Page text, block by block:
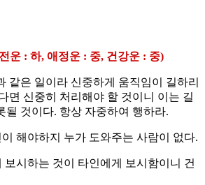
운 : 하, 애정운 : 중, 건강운 : 중)
같은 일이라 신중하게 움직임이 길하리
면 신중히 처리해야 할 것이니 이는 길
될 것이다. 항상 자중하여 행하라.
해야하지 누가 도와주는 사람이 없다.
보시하는 것이 타인에게 보시함이니 건